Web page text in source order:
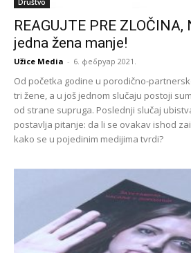
REAGUJTE PRE ZLOČINA,
jedna žena manje!
Užice Media - 6. фебруар 2021.
Od početka godine u porodično-
tri žene, a u još jednom slučaju postoji
od strane supruga. Poslednji slučaj
postavlja pitanje: da li se ovakav ishod
kako se u pojedinim medijima tvrdi?